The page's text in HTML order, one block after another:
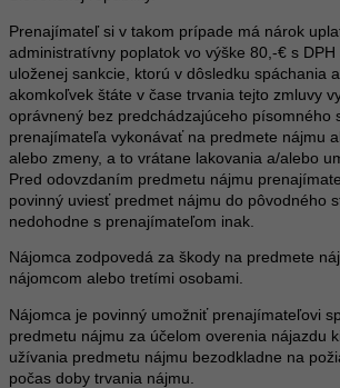
Prenajímateľ si v takom prípade má nárok
administratívny poplatok vo výške 80,-€ s
uloženej sankcie, ktorú v dôsledku spáchania
akomkoľvek štáte v čase trvania tejto zmluvy
oprávnený bez predchádzajúceho písomného
prenajímateľa vykonávať na predmete nájmu
alebo zmeny, a to vrátane lakovania a/alebo
Pred odovzdaním predmetu nájmu
povinný uviesť predmet nájmu do pôvodného
nedohodne s prenajímateľom inak.
Nájomca zodpovedá za škody na predmete
nájomcom alebo tretími osobami.
Nájomca je povinný umožniť prenajímateľovi
predmetu nájmu za účelom overenia nájazdu
užívania predmetu nájmu bezodkladne na
počas doby trvania nájmu.